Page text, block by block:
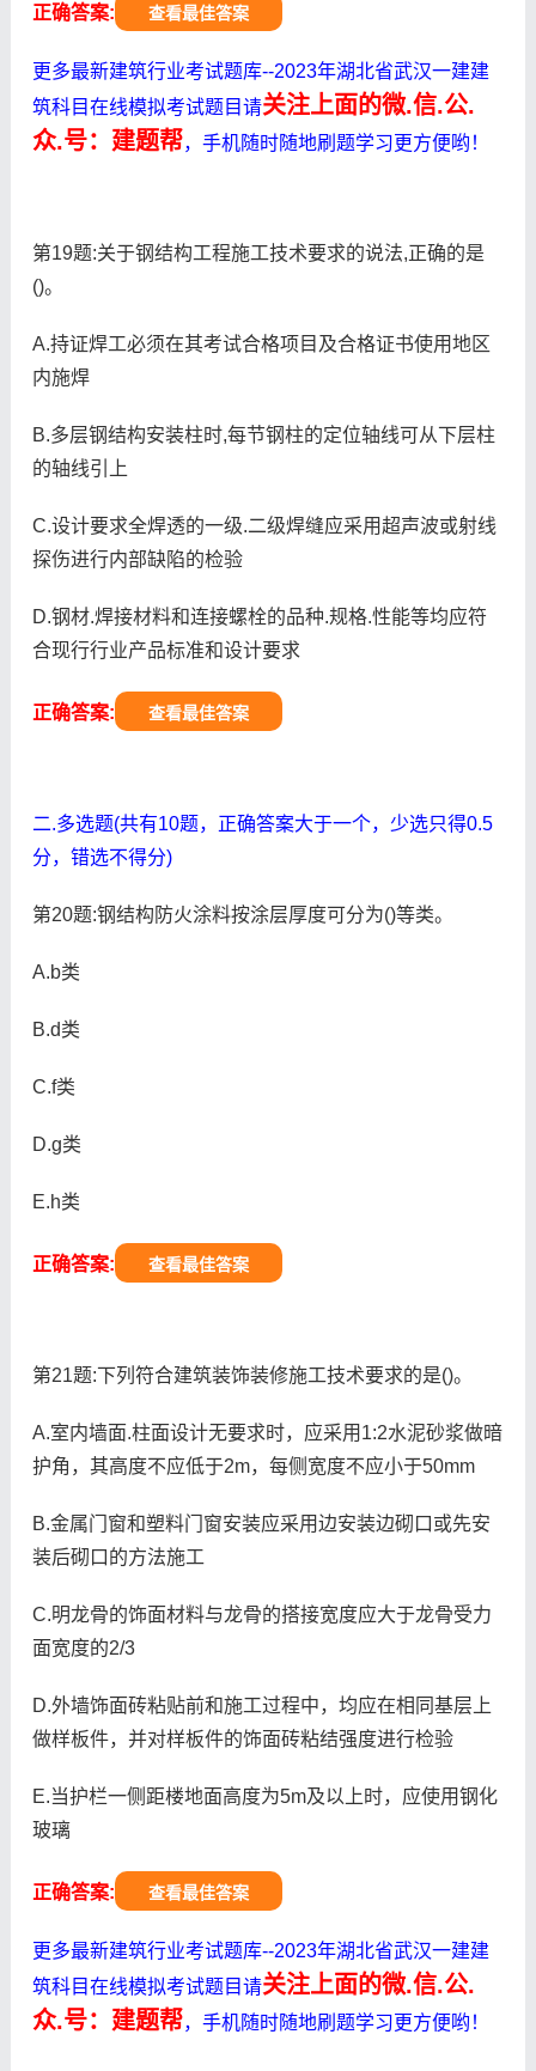
正确答案: 查看最佳答案
更多最新建筑行业考试题库--2023年湖北省武汉一建建
筑科目在线模拟考试题目请关注上面的微.信.公.
众.号：建题帮，手机随时随地刷题学习更方便哟！
第19题:关于钢结构工程施工技术要求的说法,正确的是
()。
A.持证焊工必须在其考试合格项目及合格证书使用地区
内施焊
B.多层钢结构安装柱时,每节钢柱的定位轴线可从下层柱
的轴线引上
C.设计要求全焊透的一级.二级焊缝应采用超声波或射线
探伤进行内部缺陷的检验
D.钢材.焊接材料和连接螺栓的品种.规格.性能等均应符
合现行行业产品标准和设计要求
正确答案: 查看最佳答案
二.多选题(共有10题，正确答案大于一个，少选只得0.5
分，错选不得分)
第20题:钢结构防火涂料按涂层厚度可分为()等类。
A.b类
B.d类
C.f类
D.g类
E.h类
正确答案: 查看最佳答案
第21题:下列符合建筑装饰装修施工技术要求的是()。
A.室内墙面.柱面设计无要求时，应采用1:2水泥砂浆做暗
护角，其高度不应低于2m，每侧宽度不应小于50mm
B.金属门窗和塑料门窗安装应采用边安装边砌口或先安
装后砌口的方法施工
C.明龙骨的饰面材料与龙骨的搭接宽度应大于龙骨受力
面宽度的2/3
D.外墙饰面砖粘贴前和施工过程中，均应在相同基层上
做样板件，并对样板件的饰面砖粘结强度进行检验
E.当护栏一侧距楼地面高度为5m及以上时，应使用钢化
玻璃
正确答案: 查看最佳答案
更多最新建筑行业考试题库--2023年湖北省武汉一建建
筑科目在线模拟考试题目请关注上面的微.信.公.
众.号：建题帮，手机随时随地刷题学习更方便哟！